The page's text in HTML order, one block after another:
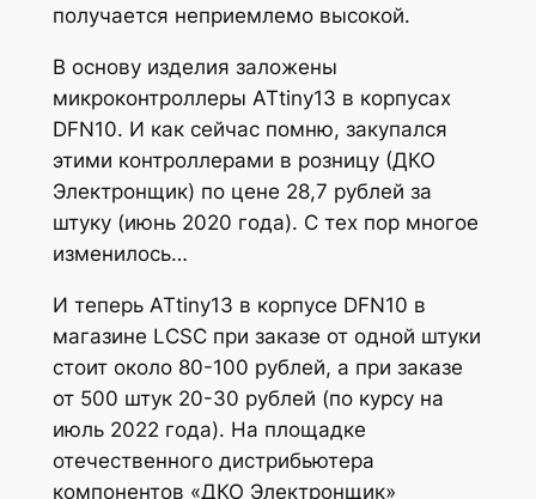
получается неприемлемо высокой.
В основу изделия заложены
микроконтроллеры ATtiny13 в корпусах
DFN10. И как сейчас помню, закупался
этими контроллерами в розницу (ДКО
Электронщик) по цене 28,7 рублей за
штуку (июнь 2020 года). С тех пор многое
изменилось…
И теперь ATtiny13 в корпусе DFN10 в
магазине LCSC при заказе от одной штуки
стоит около 80-100 рублей, а при заказе
от 500 штук 20-30 рублей (по курсу на
июль 2022 года). На площадке
отечественного дистрибьютера
компонентов «ДКО Электронщик»